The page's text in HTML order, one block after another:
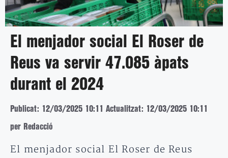
El menjador social El Roser de
Reus va servir 47.085 àpats
durant el 2024
Publicat: 12/03/2025 10:11 Actualitzat: 12/03/2025 10:11
per Redacció
El menjador social El Roser de Reus